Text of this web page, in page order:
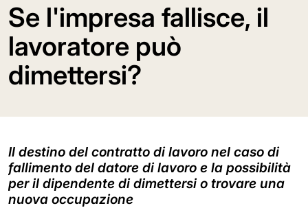
Se l'impresa fallisce, il
lavoratore può
dimettersi?
Il destino del contratto di lavoro nel caso di
fallimento del datore di lavoro e la possibilità
per il dipendente di dimettersi o trovare una
nuova occupazione